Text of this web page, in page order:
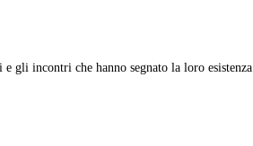
gli incontri che hanno segnato la loro esistenza.